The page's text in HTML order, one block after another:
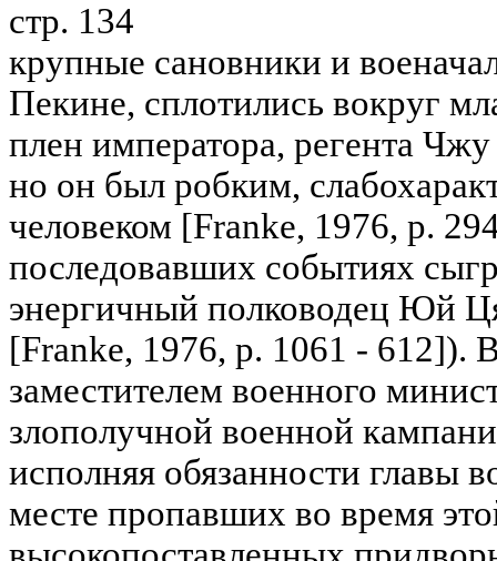
стр. 134
крупные сановники и
Пекине, сплотились вокруг
плен императора, регента
но он был робким,
человеком [Franke, 1976, р.
последовавших событиях
энергичный полководец Юй
[Franke, 1976, р. 1061 - 612]).
заместителем военного
злополучной военной
исполняя обязанности главы
месте пропавших во время